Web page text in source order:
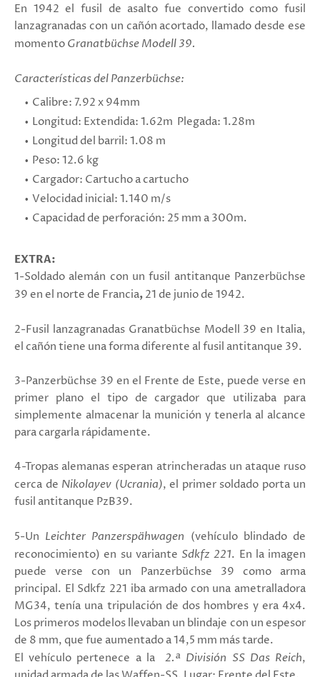
En 1942 el fusil de asalto fue convertido como fusil
lanzagranadas con un cañón acortado, llamado desde ese
momento Granatbüchse Modell 39.
Características del Panzerbüchse:
Calibre: 7.92 x 94mm
Longitud: Extendida: 1.62m Plegada: 1.28m
Longitud del barril: 1.08 m
Peso: 12.6 kg
Cargador: Cartucho a cartucho
Velocidad inicial: 1.140 m/s
Capacidad de perforación: 25 mm a 300m.
EXTRA:
1-Soldado alemán con un fusil antitanque Panzerbüchse
39 en el norte de Francia, 21 de junio de 1942.
2-Fusil lanzagranadas Granatbüchse Modell 39 en Italia,
el cañón tiene una forma diferente al fusil antitanque 39.
3-Panzerbüchse 39 en el Frente de Este, puede verse en
primer plano el tipo de cargador que utilizaba para
simplemente almacenar la munición y tenerla al alcance
para cargarla rápidamente.
4-Tropas alemanas esperan atrincheradas un ataque ruso
cerca de Nikolayev (Ucrania), el primer soldado porta un
fusil antitanque PzB39.
5-Un Leichter Panzerspähwagen (vehículo blindado de
reconocimiento) en su variante Sdkfz 221. En la imagen
puede verse con un Panzerbüchse 39 como arma
principal. El Sdkfz 221 iba armado con una ametralladora
MG34, tenía una tripulación de dos hombres y era 4x4.
Los primeros modelos llevaban un blindaje con un espesor
de 8 mm, que fue aumentado a 14,5 mm más tarde.
El vehículo pertenece a la
2.ª División SS Das Reich,